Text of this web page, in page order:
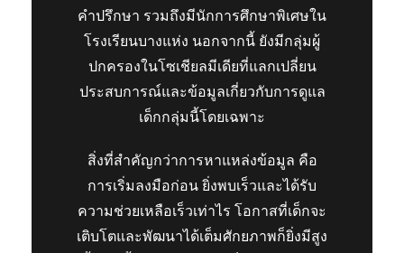
คำปรึกษา รวมถึงมีนักการศึกษาพิเศษใน
โรงเรียนบางแห่ง นอกจากนี้ ยังมีกลุ่มผู้
ปกครองในโซเชียลมีเดียที่แลกเปลี่ยน
ประสบการณ์และข้อมูลเกี่ยวกับการดูแล
เด็กกลุ่มนี้โดยเฉพาะ
สิ่งที่สำคัญกว่าการหาแหล่งข้อมูล คือ
การเริ่มลงมือก่อน ยิ่งพบเร็วและได้รับ
ความช่วยเหลือเร็วเท่าไร โอกาสที่เด็กจะ
เติบโตและพัฒนาได้เต็มศักยภาพก็ยิ่งมีสูง